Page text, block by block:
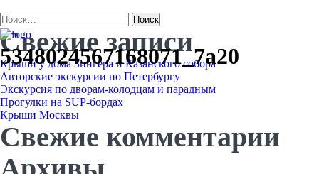
5348024567168071_7a20
Найти:
Свежие записи
Крыши у дома Зингера и Казанского собора
Авторские экскурсии по Петербургу
Экскурсия по дворам-колодцам и парадным
Прогулки на SUP-бордах
Крыши Москвы
Свежие комментарии